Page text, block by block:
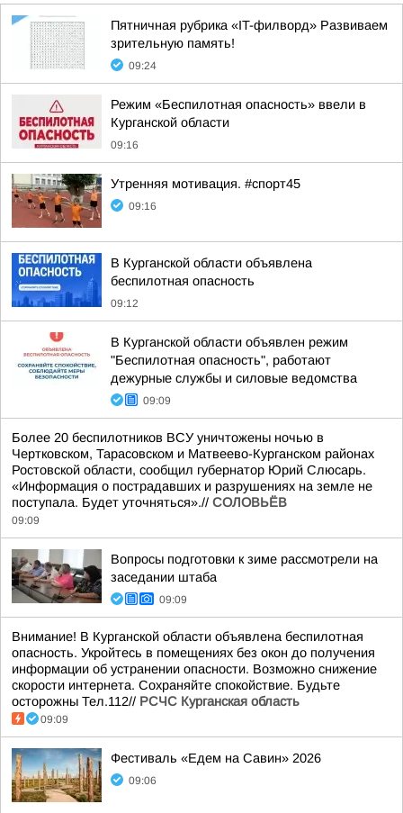
Пятничная рубрика «IT-филворд» Развиваем
зрительную память!
09:24
Режим «Беспилотная опасность» ввели в
Курганской области
09:16
Утренняя мотивация. #спорт45
09:16
В Курганской области объявлена
беспилотная опасность
09:12
В Курганской области объявлен режим
"Беспилотная опасность", работают
дежурные службы и силовые ведомства
09:09
Более 20 беспилотников ВСУ уничтожены ночью в
Чертковском, Тарасовском и Матвеево-Курганском районах
Ростовской области, сообщил губернатор Юрий Слюсарь.
«Информация о пострадавших и разрушениях на земле не
поступала. Будет уточняться».// СОЛОВЬЁВ
09:09
Вопросы подготовки к зиме рассмотрели на
заседании штаба
09:09
Внимание! В Курганской области объявлена беспилотная
опасность. Укройтесь в помещениях без окон до получения
информации об устранении опасности. Возможно снижение
скорости интернета. Сохраняйте спокойствие. Будьте
осторожны Тел.112// РСЧС Курганская область
09:09
Фестиваль «Едем на Савин» 2026
09:06